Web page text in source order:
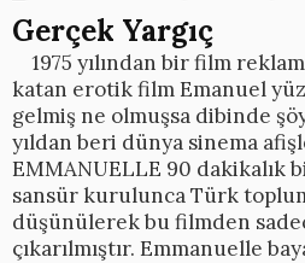
Gerçek Yargıç
1975 yılından bir film
katan erotik film Emanuel
gelmiş ne olmuşsa dibinde
yıldan beri dünya sinema
EMMANUELLE 90 dakikalık
sansür kurulunca Türk
düşünülerek bu filmden
çıkarılmıştır. Emmanuelle